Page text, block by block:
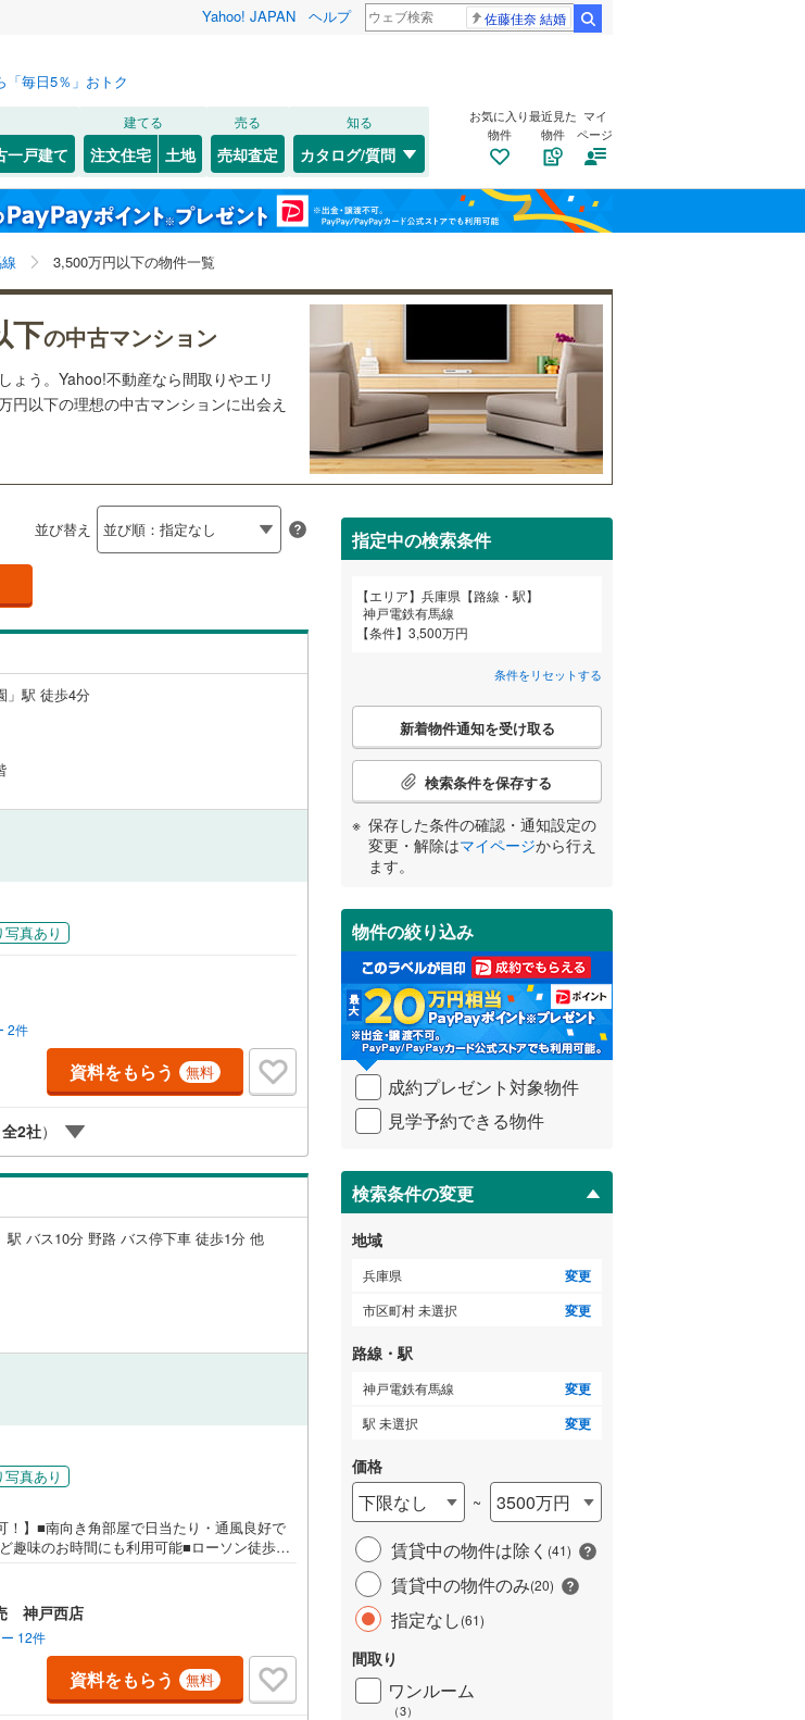
Yahoo! JAPAN ヘルプ 佐藤佳奈 結婚
「毎日5％」おトク
一戸建て
建てる
注文住宅 土地
売る
売却査定
知る
カタログ/質問
お気に入り
物件
最近見た
物件
マイ
ページ
3,500万円以下の物件一覧
下の中古マンション
ょう。Yahoo!不動産なら間取りやエリ
円以下の理想の中古マンションに出会え
並び替え
」駅 徒歩4分
真あり
2件
資料をもらう 無料
全2社）
バス10分 野路 バス停下車 徒歩1分 他
真あり
！】■南向き角部屋で日当たり・通風良好で
趣味のお時間にも利用可能■ローソン徒歩約
気もバッチリです・公園も近くにあるので
静な住宅街で街並みもスッキリしています
チン新設（食洗機付き）・ユニットバス新
立地・神戸市立妙法寺小学校まで徒歩約11
校まで徒歩約21分（約1700m） 弊社が選ば
ァイナンシャルプランナーが資金計画をサ
る売却専門チームあり3.たくさんの銀行と繋
神戸西店
12件
資料をもらう 無料
指定中の検索条件
エリア
兵庫県【路線・駅】
神戸電鉄有馬線
条件
3,500万円
条件をリセットする
こ
検
条
件
受
け
取
る
・
条
件
を
イ
ペ
ジ
に
保
存
す
る
新着物件通知を受け取る
検索条件を保存する
保存した条件の確認・通知設定の
変更・解除はマイページから行え
ます。
物件の絞り込み
成約プレゼント対象物件
見学予約できる物件
検索条件の変更
地域
兵庫県 変更
市区町村 未選択 変更
路線・駅
神戸電鉄有馬線 変更
駅 未選択 変更
価格
下限なし ~
3500万円
賃貸中の物件は除く (41)
賃貸中の物件のみ(20)
指定なし(61)
間取り
ワンルーム
（3）
秋田 山形 福島
千葉 茨城
三重
和歌山
広島 山口
高知
鹿児島
検索する 条件をリセットする
灘区(60) 兵庫区(63)
須磨区(83) 垂水区(108)
中央区 (123)
尼崎市(131)
洲本市(0) 芦屋市(63)
相生市(0) 豊岡市(1)
西脇市(0)
小野市(0) 三田市(17)
朝来市(1)
川辺郡猪名川町 多可郡多可町(0)
神崎郡市川町(0)
揖保郡太子町(1)
美方郡香美町(0)
検索する 条件をリセットする
条件をリセットする
福知山線(205) 山陽本線（JR西日本）(
)
播但線(86) 姫新線(82)
山陰本線(1) 東西線(27)
阪急今津線(226) 阪急伊丹線(112)
阪急宝塚本線( 124 ) 阪神本線(411)
能勢電鉄妙見線(49)
山陽電鉄本線 ( 382) 山陽電鉄網干線(39)
46)
北条鉄道(0)
検索する 条件をリセットする
(11) 山の街 (3) (1) (1) (0) (0)
条件をリセットする
築古・築30年以上（46）
エレベーター（ 34 ） バイク置き場（24）
オートロック（11） 防犯カメラ（5）
24時間有人管理（2）
2階以上（51）
メゾネット
制震構造 （0）
低層マンション（4階建て以
下）（ 6 ）
小学校まで1km以内（6）
キッズルーム（0） ゲストルーム（0）
（27）
専用庭（ 4） ワイドバルコニー
条件をリセットする
条件を保存しました
通知は、 マイページから設定できます。
存した条件を見る
鉄有馬線、3,500万円
検索条件を保存する
ページ
お気に入りリストを見る
閉じる
お気に入りリストを見る
閉じる